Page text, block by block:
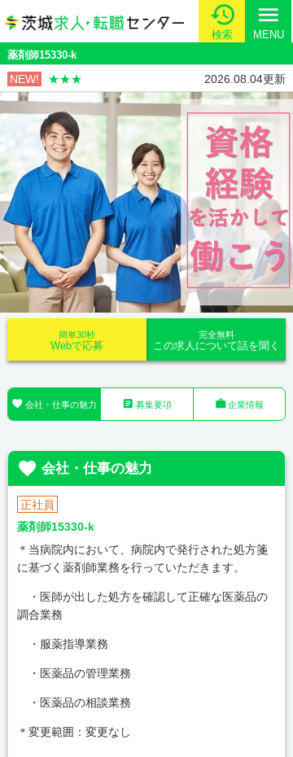
検索
menu
MENU
薬剤師15330-k
NEW! ★★★ 2026.08.04更新
完全無料
この求人について話を聞く
簡単30秒
Webで応募
 会社・仕事の魅力  募集要項 企業情報
 会社・仕事の魅力
正社員
薬剤師15330-k
＊当病院内において、病院内で発行された処方箋
に基づく薬剤師業務を行っていただきます。
・医師が出した処方を確認して正確な医薬品の
調合業務
・服薬指導業務
・医薬品の管理業務
・医薬品の相談業務
＊変更範囲：変更なし